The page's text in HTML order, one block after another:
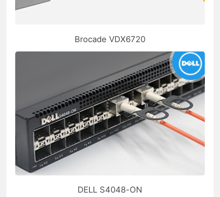
Brocade VDX6720
DELL S4048-ON